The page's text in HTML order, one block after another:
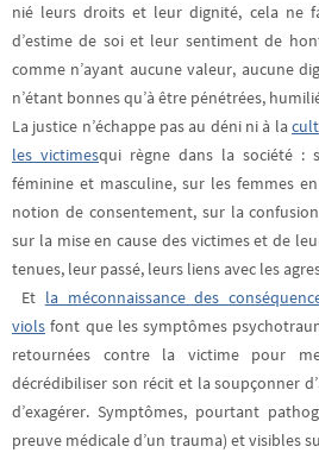
nié leurs droits et leur dignité, cela ne
d’estime de soi et leur sentiment de
comme n’ayant aucune valeur, aucune
n’étant bonnes qu’à être pénétrées,
La justice n’échappe pas au déni ni à la
les victimesqui règne dans la société :
féminine et masculine, sur les femmes
notion de consentement, sur la
sur la mise en cause des victimes et de
tenues, leur passé, leurs liens avec les
Et la méconnaissance des
viols font que les symptômes
retournées contre la victime pour
décrédibiliser son récit et la soupçonner
d’exagérer. Symptômes, pourtant
preuve médicale d’un trauma) et visibles